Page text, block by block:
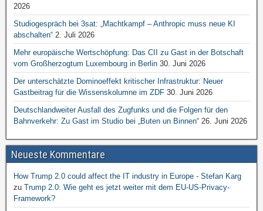
2026
Studiogespräch bei 3sat: „Machtkampf – Anthropic muss neue KI
abschalten“ 2. Juli 2026
Mehr europäische Wertschöpfung: Das CII zu Gast in der Botschaft
vom Großherzogtum Luxembourg in Berlin 30. Juni 2026
Der unterschätzte Dominoeffekt kritischer Infrastruktur: Neuer
Gastbeitrag für die Wissenskolumne im ZDF 30. Juni 2026
Deutschlandweiter Ausfall des Zugfunks und die Folgen für den
Bahnverkehr: Zu Gast im Studio bei „Buten un Binnen“ 26. Juni 2026
Neueste Kommentare
How Trump 2.0 could affect the IT industry in Europe - Stefan Karg
zu Trump 2.0: Wie geht es jetzt weiter mit dem EU-US-Privacy-
Framework?